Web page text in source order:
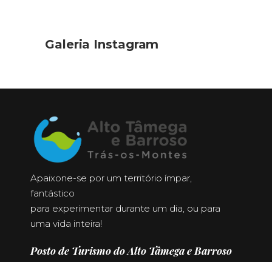
Galeria Instagram
Apaixone-se por um território ímpar,
fantástico
para experimentar durante um dia, ou para
uma vida inteira!
Posto de Turismo do Alto Tâmega e Barroso